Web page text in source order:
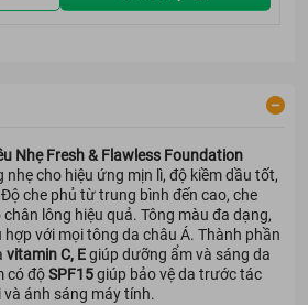
Nhẹ Fresh & Flawless Foundation
nhẹ cho hiệu ứng mịn lì, độ kiềm dầu tốt,
che phủ từ trung bình đến cao, che
lông hiệu quả. Tông màu đa dạng,
với mọi tông da châu Á. Thành phần
vitamin C, Egiúp dưỡng ẩm và sáng da
có độSPF15giúp bảo vệ da trước tác
ánh sáng máy tính.